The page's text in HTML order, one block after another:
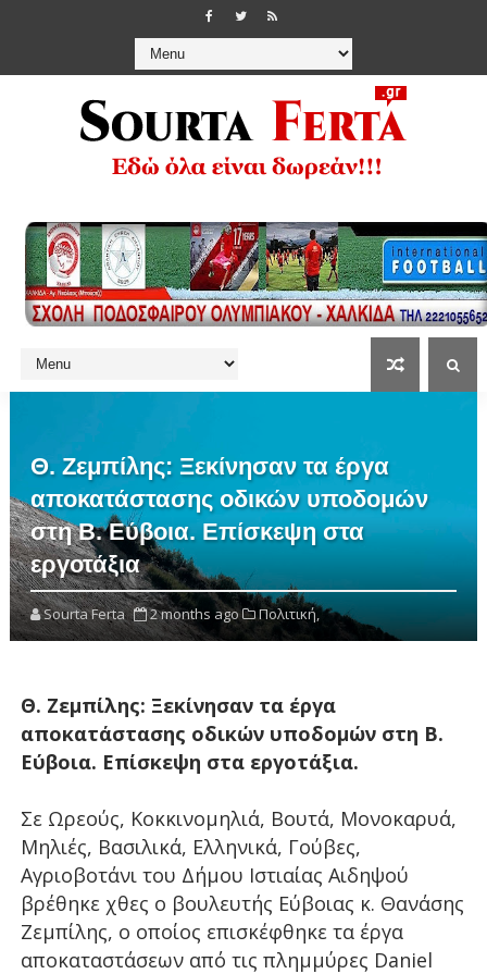
Θ. Ζεμπίλης: Ξεκίνησαν τα έργα
αποκατάστασης οδικών υποδομών
στη Β. Εύβοια. Επίσκεψη στα
εργοτάξια
Sourta Ferta 2 months ago Πολιτική,
Θ. Ζεμπίλης: Ξεκίνησαν τα έργα
αποκατάστασης οδικών υποδομών στη Β.
Εύβοια. Επίσκεψη στα εργοτάξια.
Σε Ωρεούς, Κοκκινομηλιά, Βουτά, Μονοκαρυά,
Μηλιές, Βασιλικά, Ελληνικά, Γούβες,
Αγριοβοτάνι του Δήμου Ιστιαίας Αιδηψού
βρέθηκε χθες ο βουλευτής Εύβοιας κ. Θανάσης
Ζεμπίλης, ο οποίος επισκέφθηκε τα έργα
αποκαταστάσεων από τις πλημμύρες Daniel